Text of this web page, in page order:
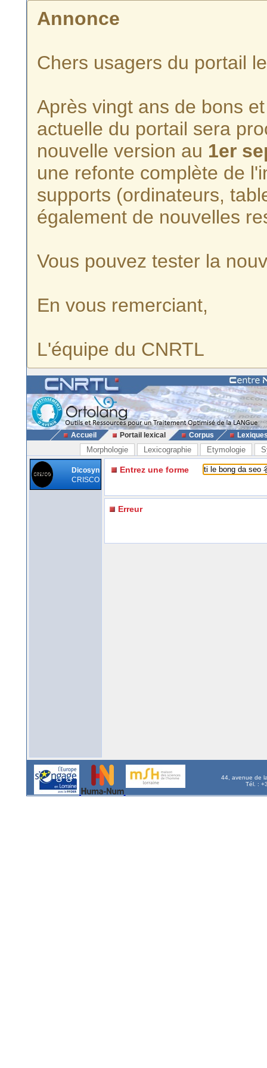
Annonce
Chers usagers du portail
Après vingt ans de bons
actuelle du portail sera
nouvelle version au 1er
une refonte complète de
supports (ordinateurs,
également de nouvelles
Vous pouvez tester la
En vous remerciant,
L'équipe du CNRTL
Accueil Portail lexical Corpus
Morphologie Lexicographie Etymologie
Dicosyn
CRISCO
Entrez une forme
Erreur
44, avenue de
Tél. :